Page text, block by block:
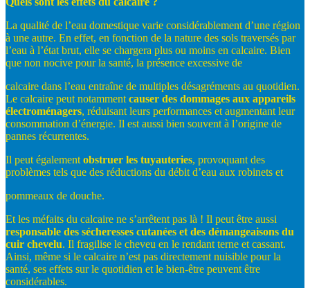
La qualité de l’eau domestique varie considérablement d’une région
à une autre. En effet, en fonction de la nature des sols traversés par
l’eau à l’état brut, elle se chargera plus ou moins en calcaire. Bien
que non nocive pour la santé, la présence excessive de
calcaire dans l’eau entraîne de multiples désagréments au quotidien.
Le calcaire peut notamment causer des dommages aux appareils
électroménagers, réduisant leurs performances et augmentant leur
consommation d’énergie. Il est aussi bien souvent à l’origine de
pannes récurrentes.
Il peut également obstruer les tuyauteries, provoquant des
problèmes tels que des réductions du débit d’eau aux robinets et
pommeaux de douche.
Et les méfaits du calcaire ne s’arrêtent pas là ! Il peut être aussi
responsable des sécheresses cutanées et des démangeaisons du
cuir chevelu. Il fragilise le cheveu en le rendant terne et cassant.
Ainsi, même si le calcaire n’est pas directement nuisible pour la
santé, ses effets sur le quotidien et le bien-être peuvent être
considérables.